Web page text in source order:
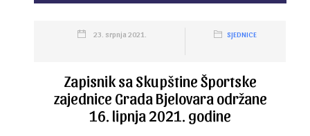
23. srpnja 2021. SJEDNICE
Zapisnik sa Skupštine Športske
zajednice Grada Bjelovara održane
16. lipnja 2021. godine